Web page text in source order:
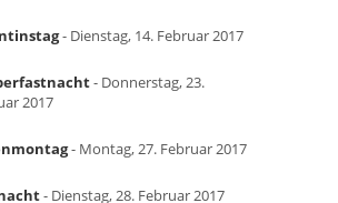
- Dienstag, 14. Februar 2017
- Donnerstag, 23.
2017
- Montag, 27. Februar 2017
- Dienstag, 28. Februar 2017